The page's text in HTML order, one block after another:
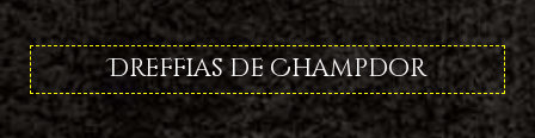
Dreffias de Champdor